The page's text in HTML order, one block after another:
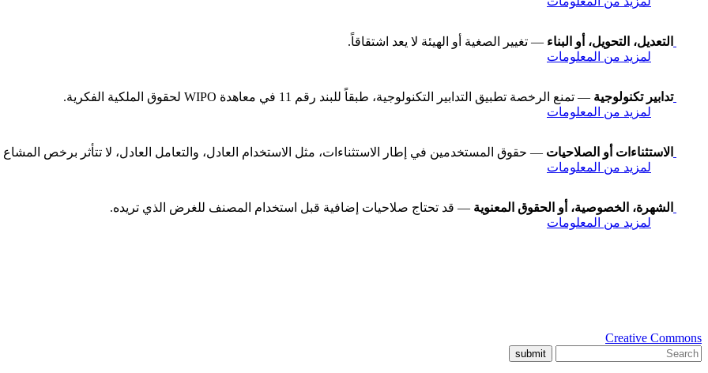
التعديل، التحويل، أو البناء — تغيير الصغية أو الهيئة لا يعد اشتقاقاً.
لمزيد من المعلومات
تدابير تكنولوجية — تمنع الرخصة تطبيق التدابير التكنولوجية، طبقاً للبند رقم 11 في معاهدة WIPO لحقوق الملكية الفكرية.
لمزيد من المعلومات
الاستثناءات أو الصلاحيات — حقوق المستخدمين في إطار الاستثناءات، مثل الاستخدام العادل، والتعامل العادل، لا تتأثر برخص المشاع
لمزيد من المعلومات
الشهرة، الخصوصية، أو الحقوق المعنوية — قد تحتاج صلاحيات إضافية قبل استخدام المصنف للغرض الذي تريده.
لمزيد من المعلومات
Creative Commons
submit